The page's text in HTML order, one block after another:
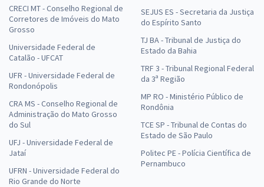
CRECI MT - Conselho Regional de
Corretores de Imóveis do Mato
Grosso
Universidade Federal de
Catalão - UFCAT
UFR - Universidade Federal de
Rondonópolis
CRA MS - Conselho Regional de
Administração do Mato Grosso
do Sul
UFJ - Universidade Federal de
Jataí
UFRN - Universidade Federal do
Rio Grande do Norte
SEJUS ES - Secretaria da Justiça
do Espírito Santo
TJ BA - Tribunal de Justiça do
Estado da Bahia
TRF 3 - Tribunal Regional Federal
da 3ª Região
MP RO - Ministério Público de
Rondônia
TCE SP - Tribunal de Contas do
Estado de São Paulo
Politec PE - Polícia Científica de
Pernambuco